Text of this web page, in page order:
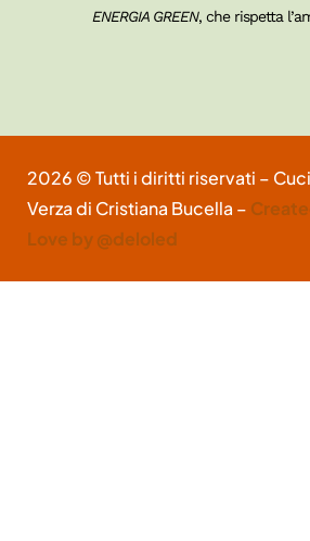
ENERGIA GREEN, che rispetta
2026 © Tutti i diritti riservati –
Verza di Cristiana Bucella –
Love by @deloled